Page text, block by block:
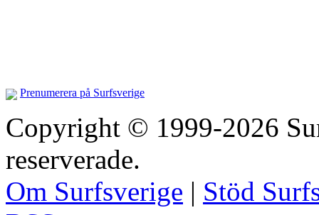
Prenumerera på Surfsverige
Copyright © 1999-2026
reserverade.
Om Surfsverige | Stöd